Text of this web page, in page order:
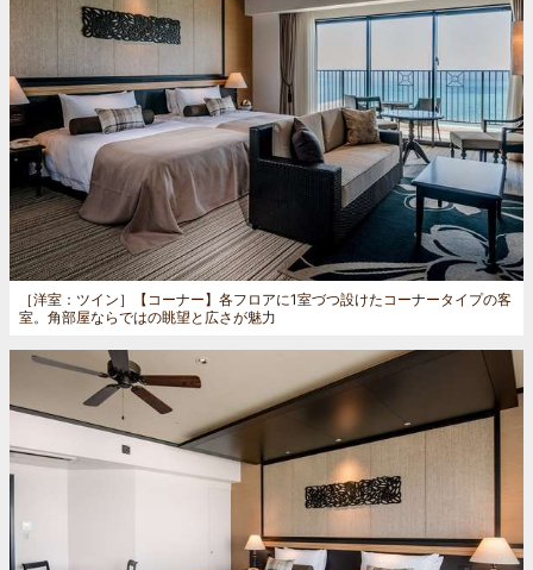
［洋室：ツイン］
【コーナー】各フロアに1室づつ設けたコーナータイプの客
室。角部屋ならではの眺望と広さが魅力